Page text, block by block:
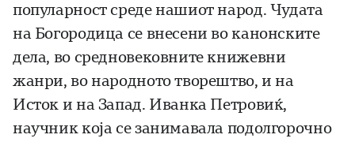
популарност среде нашиот народ. Чудата
на Богородица се внесени во канонските
дела, во средновековните книжевни
жанри, во народното творештво, и на
Исток и на Запад. Иванка Петровиќ,
научник која се занимавала подолгорочно